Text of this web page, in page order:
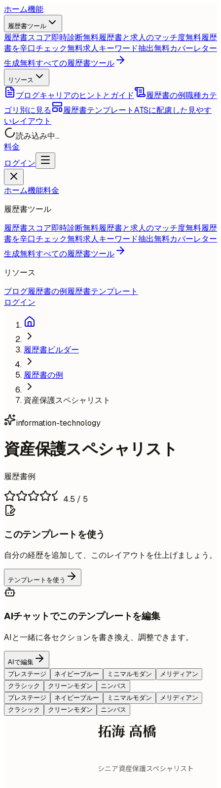
ホーム機能
履歴書ツール
履歴書スコア即時診断無料履歴書と求人のマッチ度無料履歴
書を辛口チェック無料求人キーワード抽出無料カバーレター
生成無料すべての履歴書ツール
リソース
ブログキャリアのヒントとガイド 履歴書の例職種カテ
ゴリ別に見る
履歴書テンプレートATSに配慮した見やす
いレイアウト
読み込み中...
料金
ログイン
ホーム機能料金
履歴書ツール
履歴書スコア即時診断無料履歴書と求人のマッチ度無料履歴
書を辛口チェック無料求人キーワード抽出無料カバーレター
生成無料すべての履歴書ツール
リソース
ブログ履歴書の例履歴書テンプレート
ログイン
履歴書ビルダー
履歴書の例
資産保護スペシャリスト
information-technology
資産保護スペシャリスト
履歴書例
4.5 / 5
このテンプレートを使う
自分の経歴を追加して、このレイアウトを仕上げましょう。
テンプレートを使う
AIチャットでこのテンプレートを編集
AIと一緒に各セクションを書き換え、調整できます。
AIで編集
プレステージ
ネイビーブルー ミニマルモダン
メリディアン
クラシック
クリーンモダン
ニンバス
プレステージ
ネイビーブルー ミニマルモダン
メリディアン
クラシック
クリーンモダン ニンバス
拓海 高橋
シニア資産保護スペシャリスト